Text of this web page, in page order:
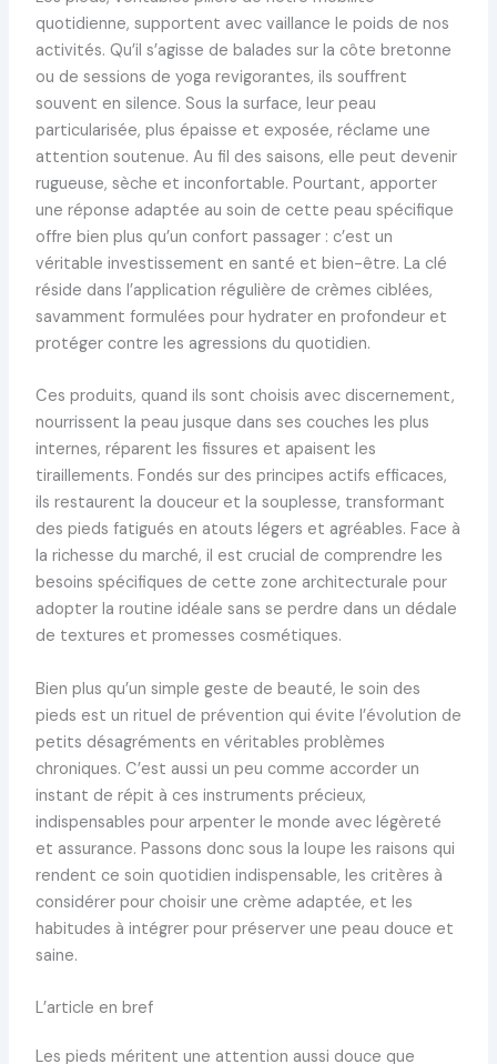
quotidienne, supportent avec vaillance le poids de nos
activités. Qu’il s’agisse de balades sur la côte bretonne
ou de sessions de yoga revigorantes, ils souffrent
souvent en silence. Sous la surface, leur peau
particularisée, plus épaisse et exposée, réclame une
attention soutenue. Au fil des saisons, elle peut devenir
rugueuse, sèche et inconfortable. Pourtant, apporter
une réponse adaptée au soin de cette peau spécifique
offre bien plus qu’un confort passager : c’est un
véritable investissement en santé et bien-être. La clé
réside dans l’application régulière de crèmes ciblées,
savamment formulées pour hydrater en profondeur et
protéger contre les agressions du quotidien.
Ces produits, quand ils sont choisis avec discernement,
nourrissent la peau jusque dans ses couches les plus
internes, réparent les fissures et apaisent les
tiraillements. Fondés sur des principes actifs efficaces,
ils restaurent la douceur et la souplesse, transformant
des pieds fatigués en atouts légers et agréables. Face à
la richesse du marché, il est crucial de comprendre les
besoins spécifiques de cette zone architecturale pour
adopter la routine idéale sans se perdre dans un dédale
de textures et promesses cosmétiques.
Bien plus qu’un simple geste de beauté, le soin des
pieds est un rituel de prévention qui évite l’évolution de
petits désagréments en véritables problèmes
chroniques. C’est aussi un peu comme accorder un
instant de répit à ces instruments précieux,
indispensables pour arpenter le monde avec légèreté
et assurance. Passons donc sous la loupe les raisons qui
rendent ce soin quotidien indispensable, les critères à
considérer pour choisir une crème adaptée, et les
habitudes à intégrer pour préserver une peau douce et
saine.
L’article en bref
Les pieds méritent une attention aussi douce que